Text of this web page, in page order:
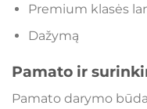
Premium klasės
Dažymą
Pamato ir
Pamato darymo